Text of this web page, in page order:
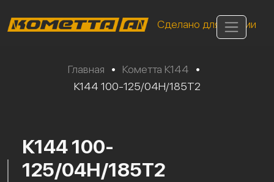
Сделано для России
Главная • Кометта К144
•
К144 100-125/04Н/185Т2
К144 100-
125/04Н/185Т2